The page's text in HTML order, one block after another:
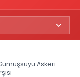
Askeri